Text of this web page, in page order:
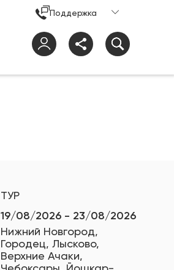
Поддержка
ТУР
19/08/2026 - 23/08/2026
Нижний Новгород,
Городец, Лысково,
Верхние Ачаки,